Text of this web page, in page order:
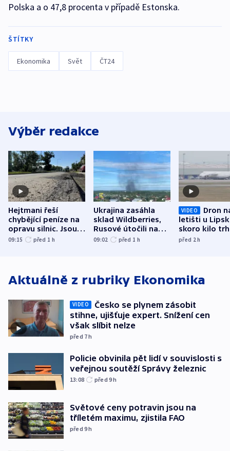
Polska a o 47,8 procenta v případě Estonska.
ŠTÍTKY
Ekonomika Svět ČT24
Výběr redakce
Hejtmani řeší
chybějící peníze na
opravu silnic. Jsou
nenárokové, namítá
09:15 před 1 h
Ukrajina zasáhla
sklad Wildberries,
Rusové útočili na
trh, hasiče či
09:02 před 1 h
VIDEO
Dron
letišti u
skoro kilo
indicie
před 2h
Aktuálně z rubriky Ekonomika
VIDEO
Česko se plynem zásobit
stihne, ujišťuje expert. Snížení cen
však slíbit nelze
před 7h
Policie obvinila pět lidí v souvislosti s
veřejnou soutěží Správy železnic
13:08 před 9h
Světové ceny potravin jsou na
tříletém maximu, zjistila FAO
před 9h